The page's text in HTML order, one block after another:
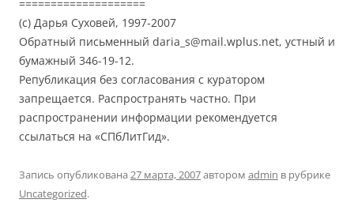
====================
(с) Дарья Суховей, 1997-2007
Обратный письменный daria_s@mail.wplus.net, устный и
бумажный 346-19-12.
Републикация без согласования с куратором
запрещается. Распространять частно. При
распространении информации рекомендуется
ссылаться на «СПбЛитГид».
Запись опубликована 27 марта, 2007автором admin в рубрике
Uncategorized.